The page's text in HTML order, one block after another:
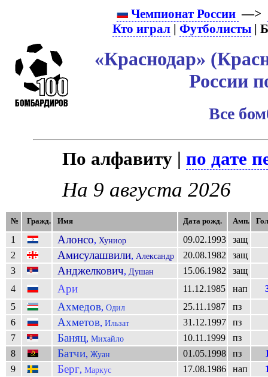
Чемпионат России —>
Кто играл |Футболисты |
«Краснодар»
России
Все
По алфавиту |по дате
На 9 августа 2026
№ Гражд. Имя Дата рожд. Амп.
1 Алонсо, Хуниор 09.02.1993
защ
2
Амисулашвили, Александр 20.08.1982
защ
3
Анджелкович, Душан 15.06.1982
защ
4
Ари 11.12.1985 нап
5
Ахмедов, Одил 25.11.1987
пз
6
Ахметов, Ильзат 31.12.1997
пз
7
Баняц, Михайло 10.11.1999
пз
8
Батчи, Жуан 01.05.1998 пз
9
Берг, Маркус 17.08.1986 нап